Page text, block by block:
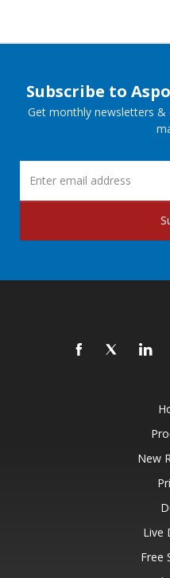
Subscribe to
Get monthly newsletters
New
Live
Free